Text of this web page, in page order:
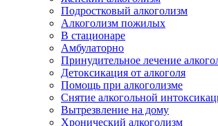
Подростковый алкоголизм
Алкоголизм пожилых
В стационаре
Амбулаторно
Принудительное лечение
Детоксикация от алкоголя
Помощь при алкоголизме
Снятие алкогольной
Вытрезвление на дому
Хронический алкоголизм